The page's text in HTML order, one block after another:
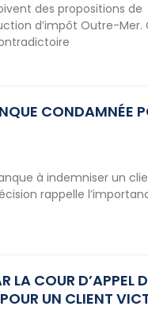
des propositions de
d’impôt Outre-Mer.
CONDAMNÉE
à indemniser un
rappelle
LA COUR D’APPEL
UN CLIENT